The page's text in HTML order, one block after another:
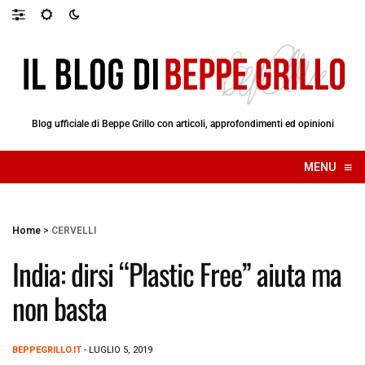
Blog ufficiale di Beppe Grillo con articoli, approfondimenti ed opinioni
MENU ≡
☰
Home > CERVELLI
India: dirsi “Plastic Free” aiuta ma
non basta
BEPPEGRILLO.IT - LUGLIO 5, 2019